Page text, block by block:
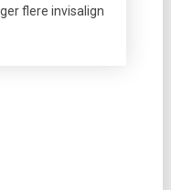
flere invisalign